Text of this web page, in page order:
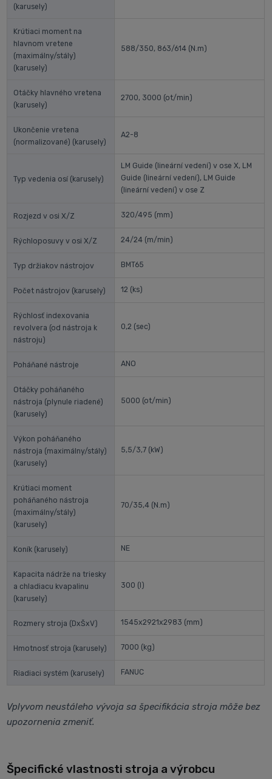
(karusely)
Krútiaci moment na
hlavnom vretene
(maximálny/stály)
(karusely)
588/350, 863/614 (N.m)
Otáčky hlavného vretena
(karusely)
2700, 3000 (ot/min)
Ukončenie vretena
(normalizované) (karusely)
A2-8
Typ vedenia osí (karusely)
LM Guide (lineární vedení) v ose X, LM
Guide (lineární vedení), LM Guide
(lineární vedení) v ose Z
Rozjezd v osi X/Z 320/495 (mm)
Rýchloposuvy v osi X/Z 24/24 (m/min)
Typ držiakov nástrojov BMT65
Počet nástrojov (karusely) 12 (ks)
Rýchlosť indexovania
revolvera (od nástroja k
nástroju)
0,2 (sec)
Poháňané nástroje ANO
Otáčky poháňaného
nástroja (plynule riadené)
(karusely)
5000 (ot/min)
Výkon poháňaného
nástroja (maximálny/stály)
(karusely)
5,5/3,7 (kW)
Krútiaci moment
poháňaného nástroja
(maximálny/stály)
(karusely)
70/35,4 (N.m)
Koník (karusely) NE
Kapacita nádrže na triesky
a chladiacu kvapalinu
(karusely)
300 (l)
Rozmery stroja (DxŠxV) 1545x2921x2983 (mm)
Hmotnosť stroja (karusely) 7000 (kg)
Riadiaci systém (karusely) FANUC
Vplyvom neustáleho vývoja sa špecifikácia stroja môže bez
upozornenia zmeniť.
Špecifické vlastnosti stroja a výrobcu